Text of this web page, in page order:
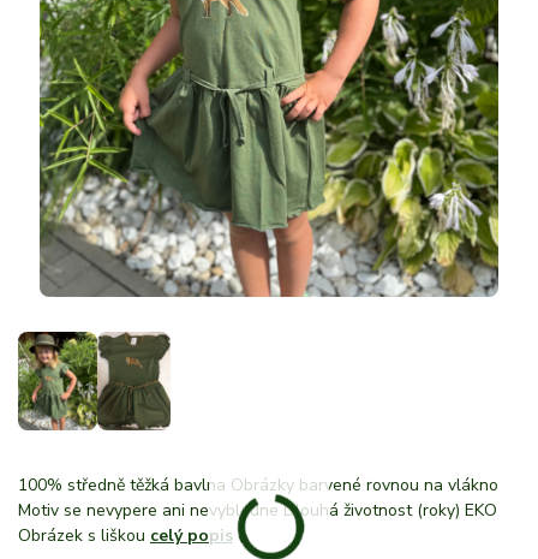
100% středně těžká bavlna Obrázky barvené rovnou na vlákno
Motiv se nevypere ani nevybledne Dlouhá životnost (roky) EKO
Obrázek s liškou celý popis